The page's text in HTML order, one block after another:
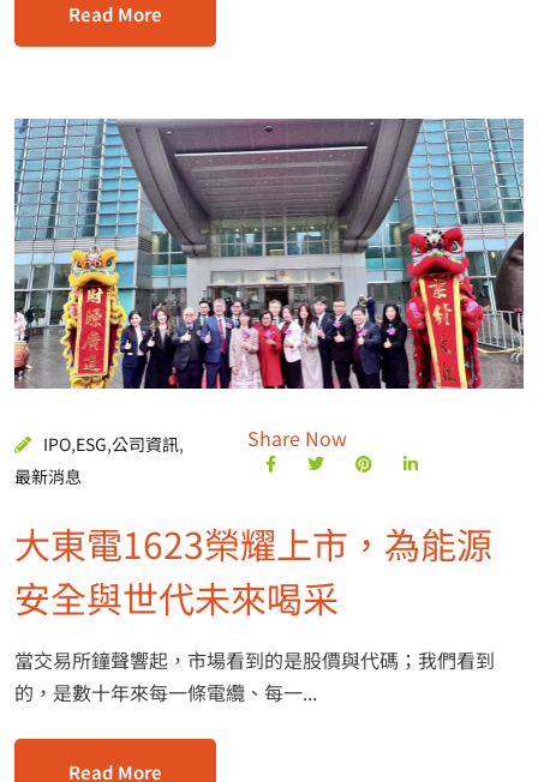
Read More
IPO,ESG,公司資訊,
最新消息
Share Now
大東電1623榮耀上市，為能源
安全與世代未來喝采
當交易所鐘聲響起，市場看到的是股價與代碼；我們看到
的，是數十年來每一條電纜、每一...
Read More